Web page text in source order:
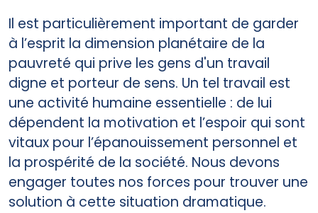
Il est particulièrement important de garder
à l’esprit la dimension planétaire de la
pauvreté qui prive les gens d'un travail
digne et porteur de sens. Un tel travail est
une activité humaine essentielle : de lui
dépendent la motivation et l’espoir qui sont
vitaux pour l’épanouissement personnel et
la prospérité de la société. Nous devons
engager toutes nos forces pour trouver une
solution à cette situation dramatique.